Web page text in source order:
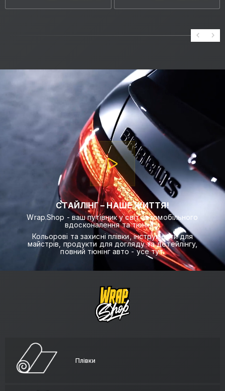
СТАЙЛІНГ – НАШЕ ЖИТТЯ!
Wrap.Shop - ваш путівник у світ автомобільного
вдосконалення та тюнінгу.
Кольорові та захисні плівки, інструменти для
майстрів, продукти для догляду та детейлінгу,
повний тюнінг авто - усе тут.
Плівки